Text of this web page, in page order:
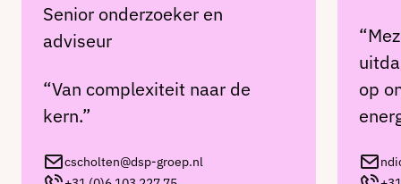
Senior onderzoeker en
adviseur
“Van complexiteit naar de
kern.”
cscholten@dsp-groep.nl
op